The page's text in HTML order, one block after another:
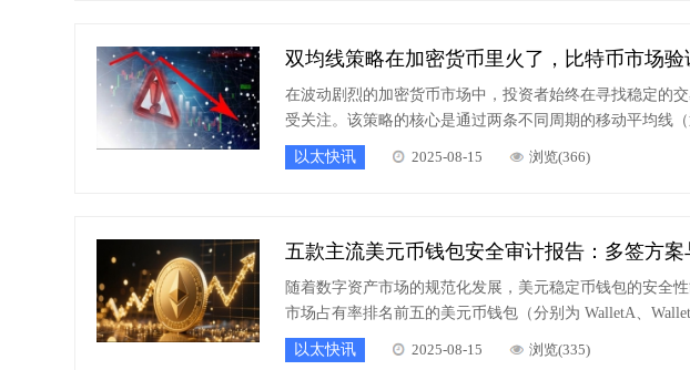
双均线策略在加密货币里火了，比特币市场
在波动剧烈的加密货币市场中，投资者始终在寻找稳定的
受关注。该策略的核心是通过两条不同周期的移动平均线
场趋势的转折。
以太快讯 2025-08-15 浏览(366)
五款主流美元币钱包安全审计报告：多签方
随着数字资产市场的规范化发展，美元稳定币钱包的安全
市场占有率排名前五的美元币钱包（分别为 WalletA、
计与私钥存储机制两大核心安全模块，通过模拟攻击测试
以太快讯 2025-08-15 浏览(335)